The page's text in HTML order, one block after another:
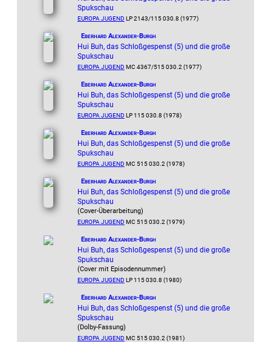
Spukschau
EUROPA JUGEND LP 2143/115 030.8 (1977)
Eberhard Alexander-Burgh
Hui Buh, das Schloßgespenst (5) und die große
Spukschau
EUROPA JUGEND MC 4367/515 030.2 (1977)
Eberhard Alexander-Burgh
Hui Buh, das Schloßgespenst (5) und die große
Spukschau
EUROPA JUGEND LP 115 030.8 (1978)
Eberhard Alexander-Burgh
Hui Buh, das Schloßgespenst (5) und die große
Spukschau
EUROPA JUGEND MC 515 030.2 (1978)
Eberhard Alexander-Burgh
Hui Buh, das Schloßgespenst (5) und die große
Spukschau
(Cover-Überarbeitung)
EUROPA JUGEND MC 515 030.2 (1979)
Eberhard Alexander-Burgh
Hui Buh, das Schloßgespenst (5) und die große
Spukschau
(Cover mit Episodennummer)
EUROPA JUGEND LP 115 030.8 (1980)
Eberhard Alexander-Burgh
Hui Buh, das Schloßgespenst (5) und die große
Spukschau
(Dolby-Fassung)
EUROPA JUGEND MC 515 030.2 (1981)